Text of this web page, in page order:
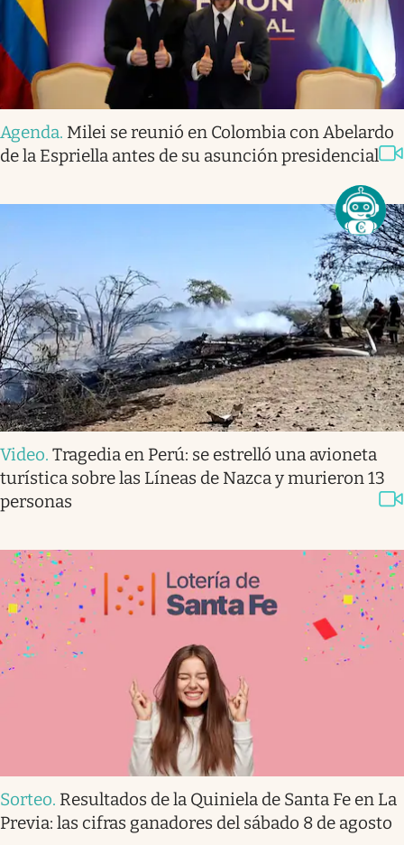
Agenda. Milei se reunió en Colombia con Abelardo
de la Espriella antes de su asunción presidencial
Video. Tragedia en Perú: se estrelló una avioneta
turística sobre las Líneas de Nazca y murieron 13
personas
Sorteo. Resultados de la Quiniela de Santa Fe en La
Previa: las cifras ganadores del sábado 8 de agosto